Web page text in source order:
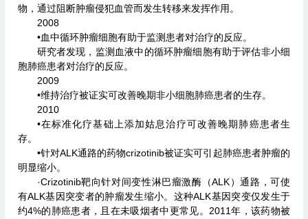
物，通过阻断肿瘤侵犯血管而发生转移来发挥作用。
2008
•血中循环肿瘤细胞有助于监测患者对治疗的反应。
研究者发现，监测血液中的循环肿瘤细胞有助于评估非小细
胞肺癌患者对治疗的反应。
2009
•维持治疗被证实可改善晚期非小细胞肺癌患者的生存。
2010
•在标准化疗基础上添加姑息治疗可改善晚期肺癌患者生
存。
•针对ALK通路的药物crizotinib被证实可引起肺癌患者肿瘤的
明显缩小。
·Crizotinib靶向针对间变性淋巴瘤激酶（ALK）通路，可使
有ALK基因突变者的肿瘤发生缩小。这种ALK基因突变仅发生于
约4%的肺癌患者，且在未吸烟者中更常见。2011年，该药物被